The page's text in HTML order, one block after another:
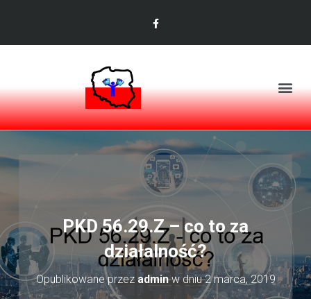
PKD 56.29.Z – co to za
działalność?
Opublikowane przez adminw dniu2 marca, 2019